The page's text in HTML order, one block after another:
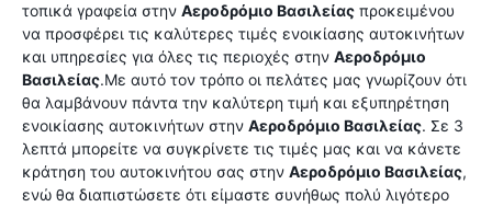
τοπικά γραφεία στην Αεροδρόμιο Βασιλείας προκειμένου
να προσφέρει τις καλύτερες τιμές ενοικίασης αυτοκινήτων
και υπηρεσίες για όλες τις περιοχές στην Αεροδρόμιο
Βασιλείας.Με αυτό τον τρόπο οι πελάτες μας γνωρίζουν ότι
θα λαμβάνουν πάντα την καλύτερη τιμή και εξυπηρέτηση
ενοικίασης αυτοκινήτων στην Αεροδρόμιο Βασιλείας. Σε 3
λεπτά μπορείτε να συγκρίνετε τις τιμές μας και να κάνετε
κράτηση του αυτοκινήτου σας στην Αεροδρόμιο Βασιλείας,
ενώ θα διαπιστώσετε ότι είμαστε συνήθως πολύ λιγότερο